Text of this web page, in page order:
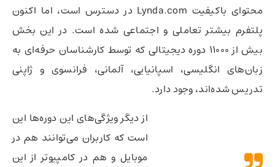
محتوای باکیفیت Lynda.com در دسترس است، اما اکنون
پلتفرم بیشتر تعاملی و اجتماعی شده است. در این بخش
بیش از 11000 دوره دیجیتالی که توسط کارشناسان حرفه‌ای به
زبان‌های انگلیسی، اسپانیایی، آلمانی، فرانسوی و ژاپنی
تدریس شده‌اند، وجود دارد.
از دیگر ویژگی‌های این دوره‌ها این
است که کاربران می‌توانند هم در
موبایل و هم در کامپیوتر از این